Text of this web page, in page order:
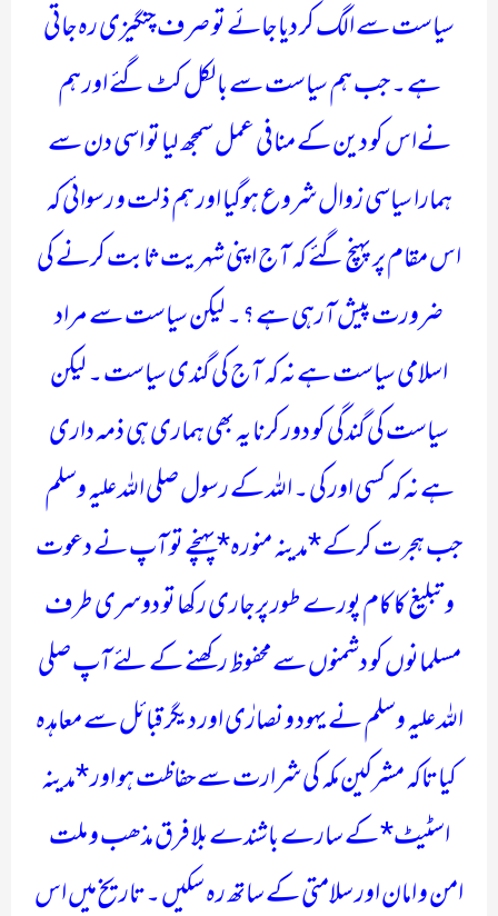
سیاست سے الگ کر دیا جائے تو صرف چنگیزی رہ جاتی
ہے ۔ جب ہم سیاست سے بالکل کٹ گئے اور ہم
نےاس کو دین کے منافی عمل سمجھ لیا تو اسی دن سے
ہمارا سیاسی زوال شروع ہوگیا اور ہم ذلت و رسوائی کہ
اس مقام پر پہنچ گئے کہ آج اپنی شہریت ثابت کرنے کی
ضرورت پیش آرہی ہے ؟ ۔ لیکن سیاست سے مراد
اسلامی سیاست ہے نہ کہ آج کی گندی سیاست ۔ لیکن
سیاست کی گندگی کو دور کرنا یہ بھی ہماری ہی ذمہ داری
ہے نہ کہ کسی اور کی ۔ اللہ کے رسول صلی اللہ علیہ وسلم
جب ہجرت کرکے *مدینہ منورہ* پہنچے تو آپ نے دعوت
و تبلیغ کا کام پورے طور پر جاری رکھا تو دوسری طرف
مسلمانوں کو دشمنوں سے محفوظ رکھنے کے لئے آپ صلی
اللہ علیہ وسلم نے یہود و نصارٰی اور دیگر قبائل سے معاہدہ
کیا تاکہ مشرکین مکہ کی شرارت سے حفاظت ہو اور *مدینہ
اسٹیٹ* کے سارے باشندے بلا فرق مذھب و ملت
امن و امان اور سلامتی کے ساتھ رہ سکیں ۔ تاریخ میں اس